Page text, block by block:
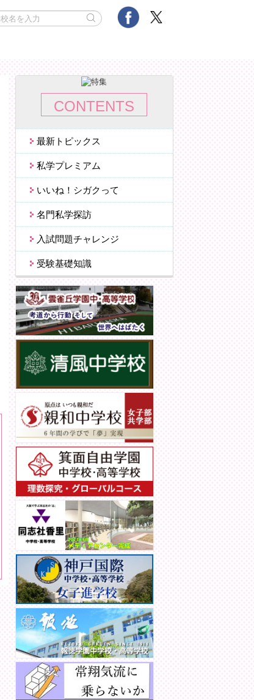
CONTENTS
最新トピックス
私学プレミアム
いいね！ シガクって
名門私学探訪
入試問題チャレンジ
受験基礎知識